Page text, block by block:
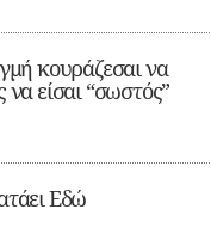
κουράζεσαι να
να είσαι “σωστός”
Εδώ